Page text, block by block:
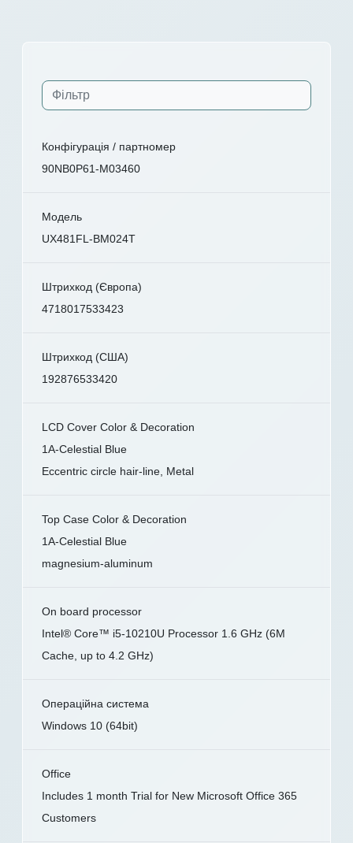
Конфігурація / партномер
90NB0P61-M03460
Модель
UX481FL-BM024T
Штрихкод (Європа)
4718017533423
Штрихкод (США)
192876533420
LCD Cover Color & Decoration
1A-Celestial Blue
Eccentric circle hair-line, Metal
Top Case Color & Decoration
1A-Celestial Blue
magnesium-aluminum
On board processor
Intel® Core™ i5-10210U Processor 1.6 GHz (6M
Cache, up to 4.2 GHz)
Операційна система
Windows 10 (64bit)
Office
Includes 1 month Trial for New Microsoft Office 365
Customers